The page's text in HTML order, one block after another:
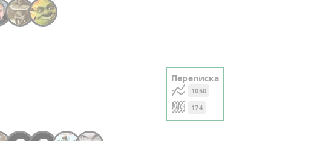
Переписка
1050
174